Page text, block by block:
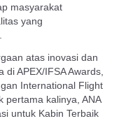
masyarakat
yang
atas inovasi dan
APEX/IFSA Awards,
International Flight
pertama kalinya, ANA
untuk Kabin Terbaik